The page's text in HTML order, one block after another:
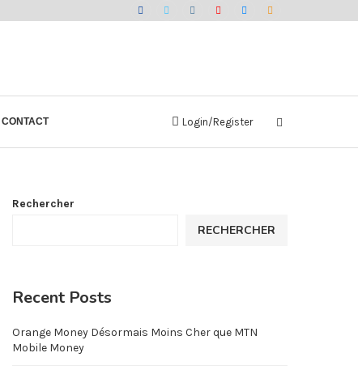
CONTACT Login/Register
Rechercher
RECHERCHER
Recent Posts
Orange Money Désormais Moins Cher que MTN
Mobile Money